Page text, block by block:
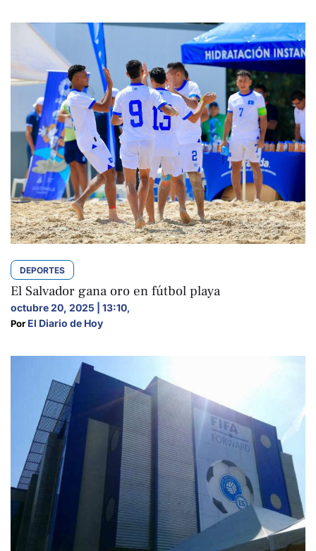
DEPORTES
El Salvador gana oro en fútbol playa
octubre 20, 2025 | 13:10,
Por El Diario de Hoy